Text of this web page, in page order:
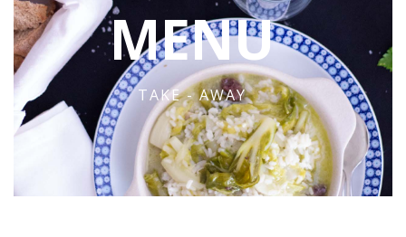
MENU
TAKE - AWAY